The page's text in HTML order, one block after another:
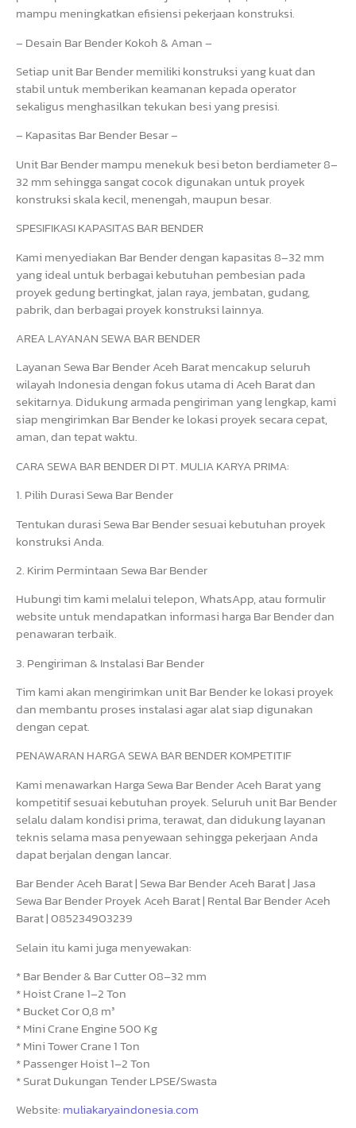
mampu meningkatkan efisiensi pekerjaan konstruksi.
– Desain Bar Bender Kokoh & Aman –
Setiap unit Bar Bender memiliki konstruksi yang kuat dan
stabil untuk memberikan keamanan kepada operator
sekaligus menghasilkan tekukan besi yang presisi.
– Kapasitas Bar Bender Besar –
Unit Bar Bender mampu menekuk besi beton berdiameter 8–
32 mm sehingga sangat cocok digunakan untuk proyek
konstruksi skala kecil, menengah, maupun besar.
SPESIFIKASI KAPASITAS BAR BENDER
Kami menyediakan Bar Bender dengan kapasitas 8–32 mm
yang ideal untuk berbagai kebutuhan pembesian pada
proyek gedung bertingkat, jalan raya, jembatan, gudang,
pabrik, dan berbagai proyek konstruksi lainnya.
AREA LAYANAN SEWA BAR BENDER
Layanan Sewa Bar Bender Aceh Barat mencakup seluruh
wilayah Indonesia dengan fokus utama di Aceh Barat dan
sekitarnya. Didukung armada pengiriman yang lengkap, kami
siap mengirimkan Bar Bender ke lokasi proyek secara cepat,
aman, dan tepat waktu.
CARA SEWA BAR BENDER DI PT. MULIA KARYA PRIMA:
1. Pilih Durasi Sewa Bar Bender
Tentukan durasi Sewa Bar Bender sesuai kebutuhan proyek
konstruksi Anda.
2. Kirim Permintaan Sewa Bar Bender
Hubungi tim kami melalui telepon, WhatsApp, atau formulir
website untuk mendapatkan informasi harga Bar Bender dan
penawaran terbaik.
3. Pengiriman & Instalasi Bar Bender
Tim kami akan mengirimkan unit Bar Bender ke lokasi proyek
dan membantu proses instalasi agar alat siap digunakan
dengan cepat.
PENAWARAN HARGA SEWA BAR BENDER KOMPETITIF
Kami menawarkan Harga Sewa Bar Bender Aceh Barat yang
kompetitif sesuai kebutuhan proyek. Seluruh unit Bar Bender
selalu dalam kondisi prima, terawat, dan didukung layanan
teknis selama masa penyewaan sehingga pekerjaan Anda
dapat berjalan dengan lancar.
Bar Bender Aceh Barat | Sewa Bar Bender Aceh Barat | Jasa
Sewa Bar Bender Proyek Aceh Barat | Rental Bar Bender Aceh
Barat | 085234903239
Selain itu kami juga menyewakan:
* Bar Bender & Bar Cutter 08–32 mm
* Hoist Crane 1–2 Ton
* Bucket Cor 0,8 m³
* Mini Crane Engine 500 Kg
* Mini Tower Crane 1 Ton
* Passenger Hoist 1–2 Ton
* Surat Dukungan Tender LPSE/Swasta
Website: muliakaryaindonesia.com